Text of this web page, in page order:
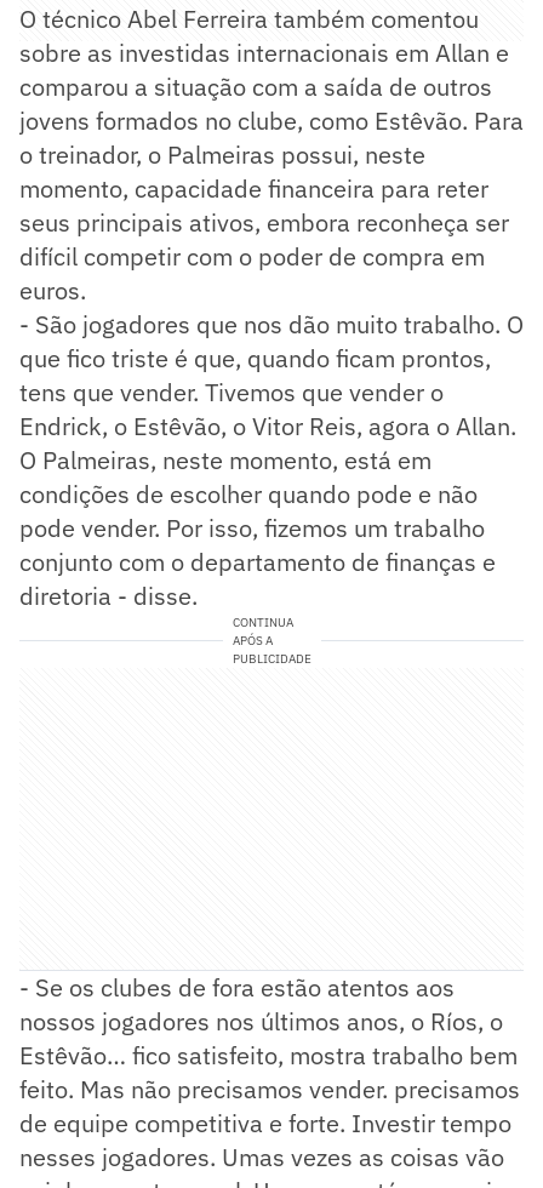
O técnico Abel Ferreira também comentou
sobre as investidas internacionais em Allan e
comparou a situação com a saída de outros
jovens formados no clube, como Estêvão. Para
o treinador, o Palmeiras possui, neste
momento, capacidade financeira para reter
seus principais ativos, embora reconheça ser
difícil competir com o poder de compra em
euros.
- São jogadores que nos dão muito trabalho. O
que fico triste é que, quando ficam prontos,
tens que vender. Tivemos que vender o
Endrick, o Estêvão, o Vitor Reis, agora o Allan.
O Palmeiras, neste momento, está em
condições de escolher quando pode e não
pode vender. Por isso, fizemos um trabalho
conjunto com o departamento de finanças e
diretoria - disse.
CONTINUA
APÓS A
PUBLICIDADE
- Se os clubes de fora estão atentos aos
nossos jogadores nos últimos anos, o Ríos, o
Estêvão… fico satisfeito, mostra trabalho bem
feito. Mas não precisamos vender. precisamos
de equipe competitiva e forte. Investir tempo
nesses jogadores. Umas vezes as coisas vão